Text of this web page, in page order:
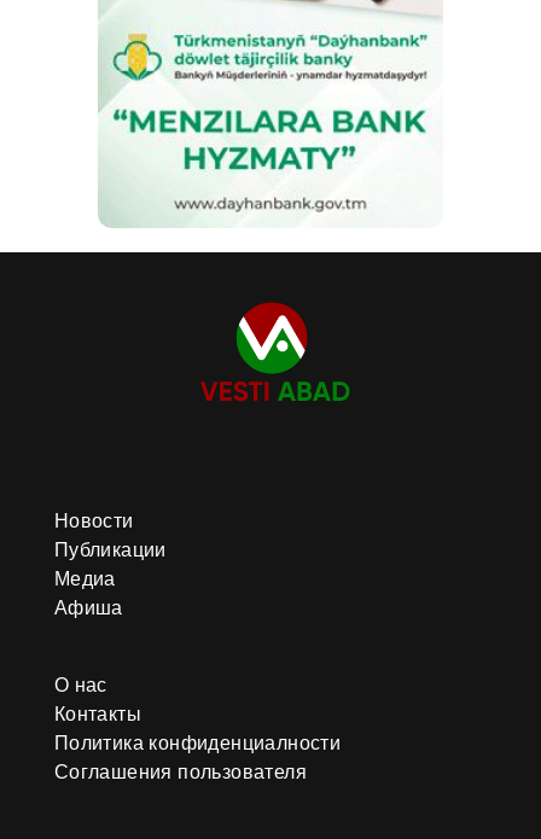
Новости
Публикации
Медиа
Афиша
О нас
Контакты
Политика конфиденциалности
Соглашения пользователя